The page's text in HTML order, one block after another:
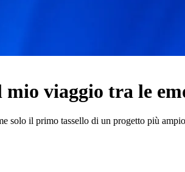
viaggio tra le
solo il primo tassello di un progetto più